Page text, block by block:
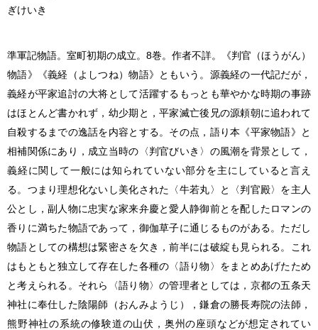
ぎけいき
準軍記物語。室町初期の成立。8巻。作者不詳。《判官（ほうがん）
物語》《義経（よしつね）物語》ともいう。源義経の一代記だが，
義経が平家追討の大将として活躍するもっとも華やかな時期の事跡
はほとんど書かれず，幼少期と，平家滅亡後兄の源頼朝に追われて
自殺するまでの逸話を内容とする。その点，語り本《平家物語》と
相補関係にあり，成立当時の〈判官びいき〉の風潮を背景として，
義経に関して一般には知られていない部分を主にしていると言え
る。つまり理想化ないし美化された〈牛若丸〉と〈判官殿〉を主人
公とし，副人物に忠実な家来弁慶と愛人静御前とを配したロマンの
香りに満ちた物語であって，御伽草子に通じるものがある。ただし
物語としての構想は緊密さを欠き，前半には破綻も見られる。これ
はもともと独立して存在した各種の〈語り物〉をまとめあげたため
と考えられる。それら〈語り物〉の管理者としては，京都の五条天
神社に奉仕した陰陽師（おんみようじ），鎌倉の勝長寿院の法師，
熊野神社の系統の修験道の山伏，奥州の座頭などが想定されてい